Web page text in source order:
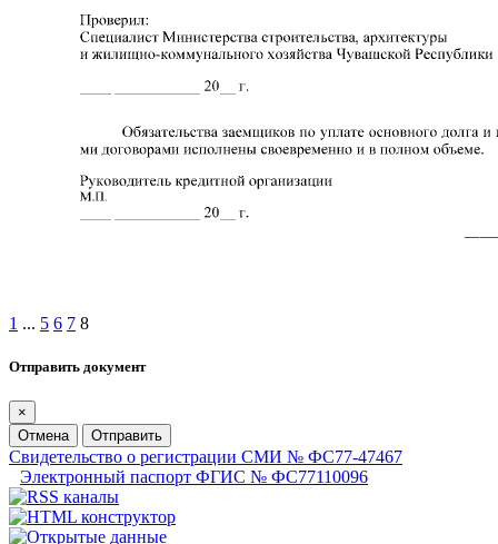
1 ... 5 6 7 8
Отправить документ
×
Отмена
Отправить
Свидетельство о регистрации СМИ № ФС77-47467
Электронный паспорт ФГИС № ФС77110096